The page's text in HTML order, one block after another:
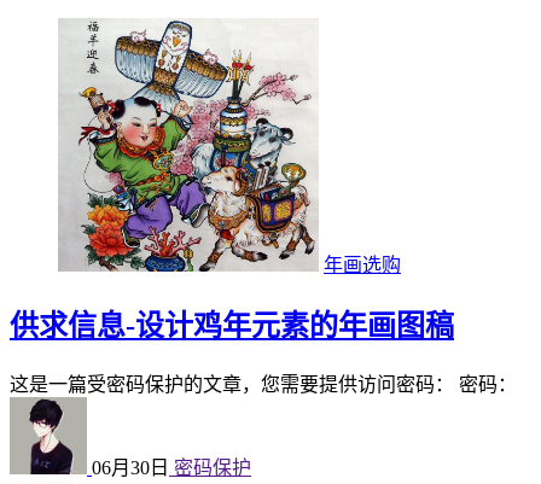
年画选购
供求信息-设计鸡年元素的年画图稿
这是一篇受密码保护的文章，您需要提供访问密码： 密码：
06月30日 密码保护